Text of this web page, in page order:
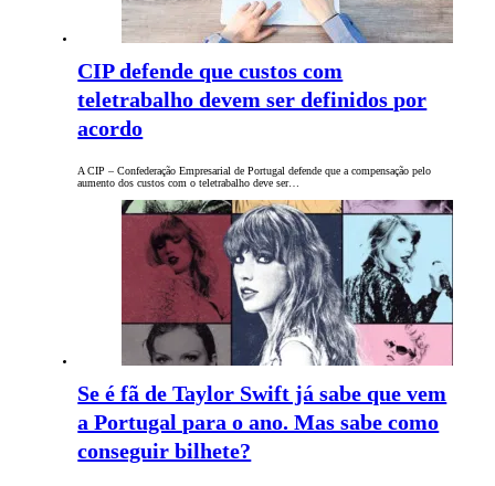
CIP defende que custos com
teletrabalho devem ser definidos por
acordo
A CIP – Confederação Empresarial de Portugal defende que a compensação pelo
aumento dos custos com o teletrabalho deve ser…
Se é fã de Taylor Swift já sabe que vem
a Portugal para o ano. Mas sabe como
conseguir bilhete?